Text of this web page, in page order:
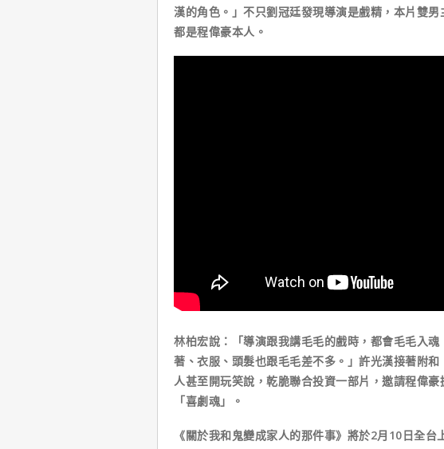
漢的角色。」不只劉冠廷發現導演是戲精，本片雙
都是程偉豪本人。
林柏宏說：「導演跟我講毛毛的戲時，都會毛毛入
著、衣服、頭髮也跟毛毛差不多。」許光漢接著附
人甚至開玩笑說，乾脆聯合投資一部片，邀請程偉
「喜劇魂」。
《關於我和鬼變成家人的那件事》將於2月10日全台